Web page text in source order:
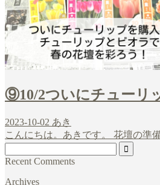
⑨10/2ついにチューリ
2023-10-02 あき
こんにちは。あきです。 花壇の準
Recent Comments
Archives